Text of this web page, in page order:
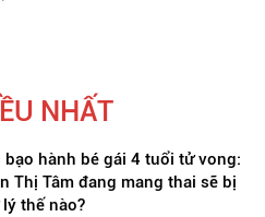
NHẤT
bạo hành bé gái 4 tuổi tử vong:
Thị Tâm đang mang thai sẽ bị
thế nào?